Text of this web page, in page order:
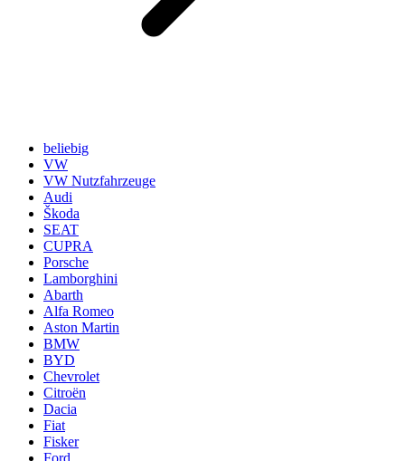
beliebig
VW
VW Nutzfahrzeuge
Audi
Škoda
SEAT
CUPRA
Porsche
Lamborghini
Abarth
Alfa Romeo
Aston Martin
BMW
BYD
Chevrolet
Citroën
Dacia
Fiat
Fisker
Ford